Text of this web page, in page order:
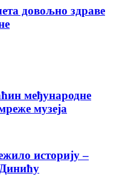
довољно здраве
међународне
музеја
историју –